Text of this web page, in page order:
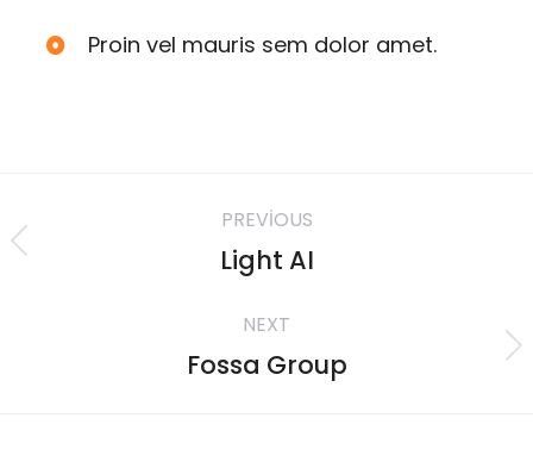
Proin vel mauris sem dolor amet.
PREVIOUS
Light AI
NEXT
Fossa Group